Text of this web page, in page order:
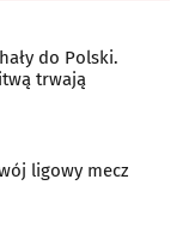
do Polski.
trwają
ligowy mecz